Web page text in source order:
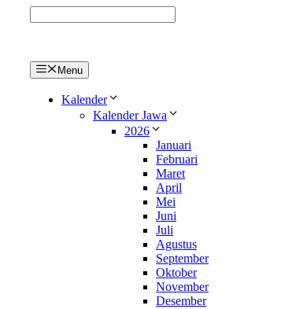
Menu
Kalender
Kalender Jawa
2026
Januari
Februari
Maret
April
Mei
Juni
Juli
Agustus
September
Oktober
November
Desember